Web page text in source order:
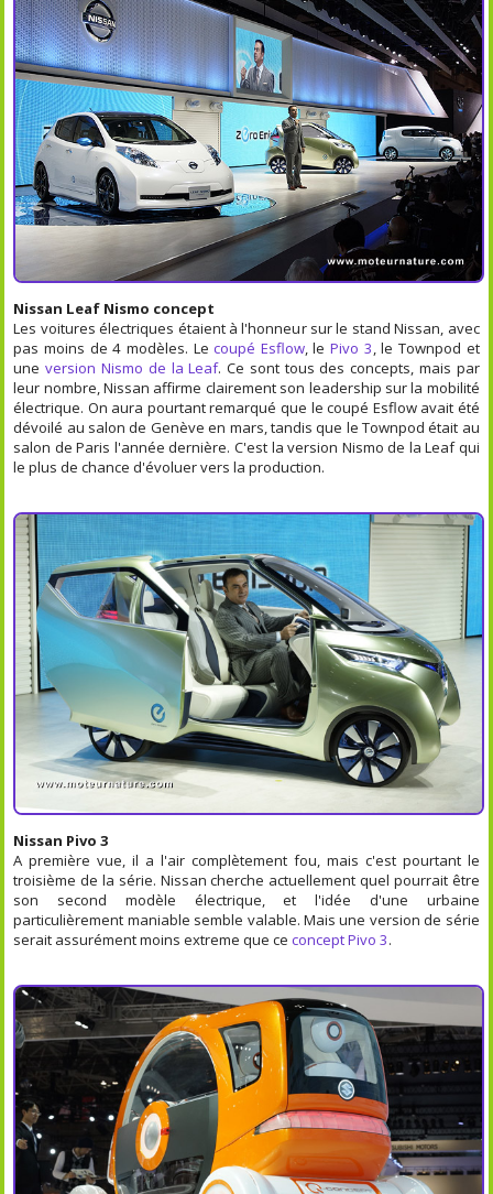
Nissan Leaf Nismo concept
Les voitures électriques étaient à l'honneur sur le stand Nissan, avec
pas moins de 4 modèles. Lecoupé Esflow, lePivo 3, le Townpod et
uneversion Nismo de la Leaf. Ce sont tous des concepts, mais par
leur nombre, Nissan affirme clairement son leadership sur la mobilité
électrique. On aura pourtant remarqué que le coupé Esflow avait été
dévoilé au salon de Genève en mars, tandis que le Townpod était au
salon de Paris l'année dernière. C'est la version Nismo de la Leaf qui
le plus de chance d'évoluer vers la production.
Nissan Pivo 3
A première vue, il a l'air complètement fou, mais c'est pourtant le
troisième de la série. Nissan cherche actuellement quel pourrait être
son second modèle électrique, et l'idée d'une urbaine
particulièrement maniable semble valable. Mais une version de série
serait assurément moins extreme que ceconcept Pivo 3.